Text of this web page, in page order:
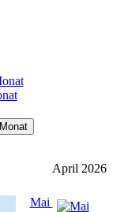
April 2026
Mai